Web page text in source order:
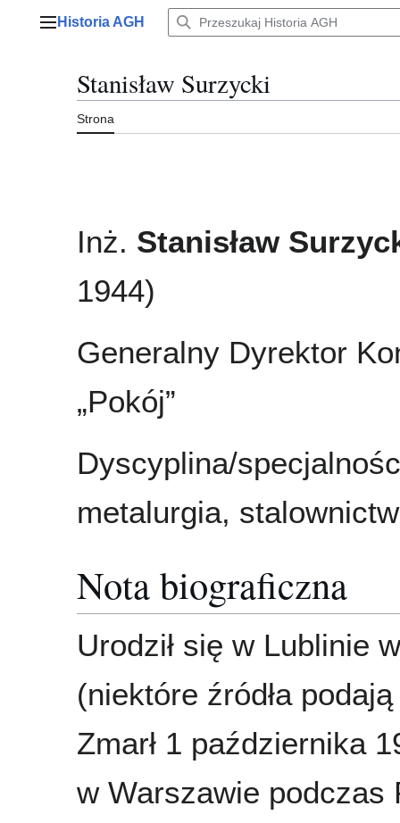
Menu główne
Historia AGH
Stanisław Surzycki
Strona
Inż. Stanisław
1944)
Generalny Dyrektor
„Pokój”
Dyscyplina/
metalurgia,
Nota biograficzna
Urodził się w Lublinie
(niektóre źródła
Zmarł 1 października
w Warszawie podczas